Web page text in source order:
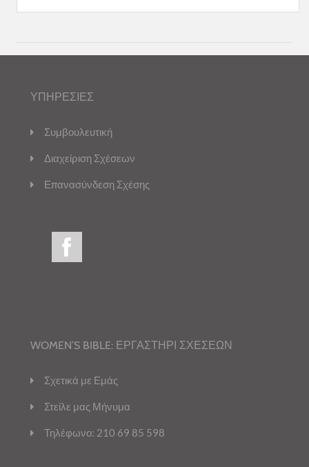
ΥΠΗΡΕΣΙΕΣ
Συμβουλευτική
Διαχείριση Σχέσεων
Επανασύνδεση Σχέσης
WOMEN’S BIBLE: ΕΡΓΑΣΤΗΡΙ ΣΧΕΣΕΩΝ
Σχετικά με Εμάς
Στείλε μας Μήνυμα
Τηλέφωνο: 210 69 85 598